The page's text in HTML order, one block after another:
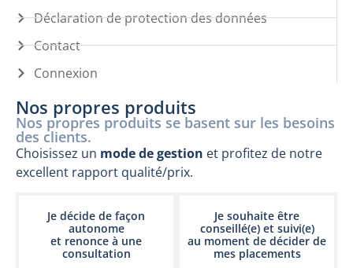
Déclaration de protection des données
Contact
Connexion
Nos propres produits
Nos propres produits se basent sur les besoins
des clients.
Choisissez un mode de gestion et profitez de notre
excellent rapport qualité/prix.
Je décide de façon
autonome
et renonce à une
consultation
Je souhaite être
conseillé(e) et suivi(e)
au moment de décider de
mes placements